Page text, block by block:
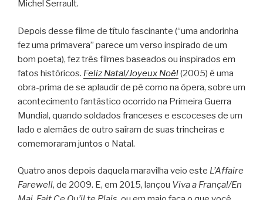
Michel Serrault.
Depois desse filme de título fascinante (“uma andorinha
fez uma primavera” parece um verso inspirado de um
bom poeta), fez três filmes baseados ou inspirados em
fatos históricos. Feliz Natal/Joyeux Noël(2005) é uma
obra-prima de se aplaudir de pé como na ópera, sobre um
acontecimento fantástico ocorrido na Primeira Guerra
Mundial, quando soldados franceses e escoceses de um
lado e alemães de outro saíram de suas trincheiras e
comemoraram juntos o Natal.
Quatro anos depois daquela maravilha veio este L’Affaire
Farewell, de 2009. E, em 2015, lançou Viva a França!/En